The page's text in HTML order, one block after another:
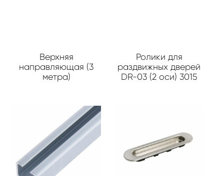
Верхняя
направляющая (3
метра)
Ролики для
раздвижных дверей
DR-03 (2 оси) 3015